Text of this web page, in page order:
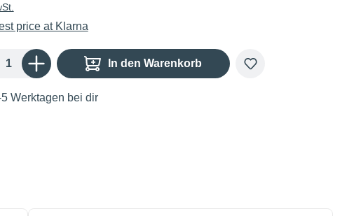
Gib den gewünschten Wert ein oder benutze die Schaltflächen um die Anzahl zu
In den Warenkorb
Werktagen bei dir